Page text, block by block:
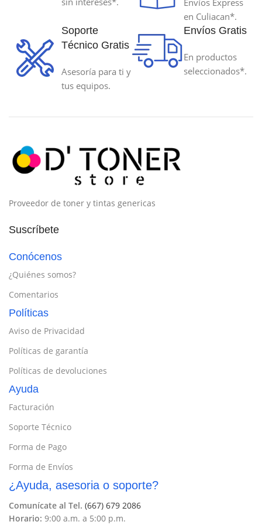
TECNOLOGÍA DE IMPRESIÓN
Inyeccion de Tinta
TECNOLOGÍA DE
Inyeccion de Tinta
Envíos Express
en Culiacan*.
Soporte
Técnico Gratis
Asesoría para ti y
tus equipos.
Envíos Gratis
En productos
seleccionados*.
Proveedor de toner y tintas genericas
Suscríbete
Conócenos
¿Quiénes somos?
Comentarios
Políticas
Aviso de Privacidad
Políticas de garantía
Políticas de devoluciones
Ayuda
Facturación
Soporte Técnico
Forma de Pago
Forma de Envíos
¿Ayuda, asesoria o soporte?
Comunícate al Tel. (667) 679 2086
Horario: 9:00 a.m. a 5:00 p.m.